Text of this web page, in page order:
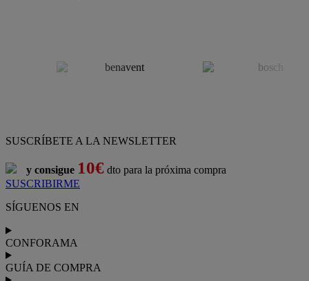
SUSCRÍBETE A LA NEWSLETTER
y consigue 10€ dto para la próxima compra
SUSCRIBIRME
SÍGUENOS EN
CONFORAMA
GUÍA DE COMPRA